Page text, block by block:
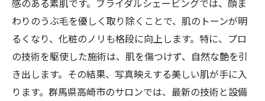
ング効果
群馬県高崎市で体験するブライダルシェービン
グの魅力とその効果
ブライダルシェービングで肌のトーンを整
える
感のある素肌です。ブライダルシェービングでは、顔ま
わりのうぶ毛を優しく取り除くことで、肌のトーンが明
るくなり、化粧のノリも格段に向上します。特に、プロ
の技術を駆使した施術は、肌を傷つけず、自然な艶を引
き出します。その結果、写真映えする美しい肌が手に入
ります。群馬県高崎市のサロンでは、最新の技術と設備